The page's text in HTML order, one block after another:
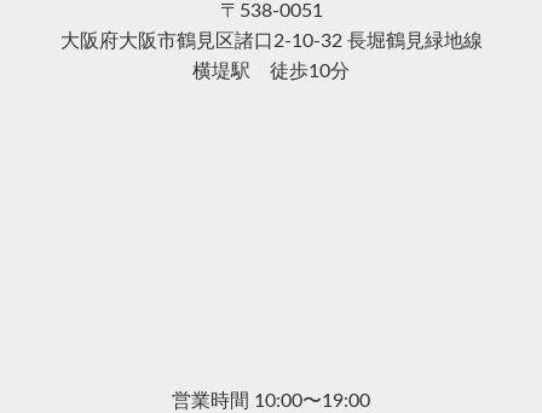
〒538-0051
大阪府大阪市鶴見区諸口2-10-32 長堀鶴見緑地線
横堤駅 徒歩10分
営業時間 10:00〜19:00